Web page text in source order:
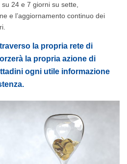
24 e 7 giorni su sette,
e l’aggiornamento continuo dei
la propria rete di
la propria azione di
ogni utile informazione